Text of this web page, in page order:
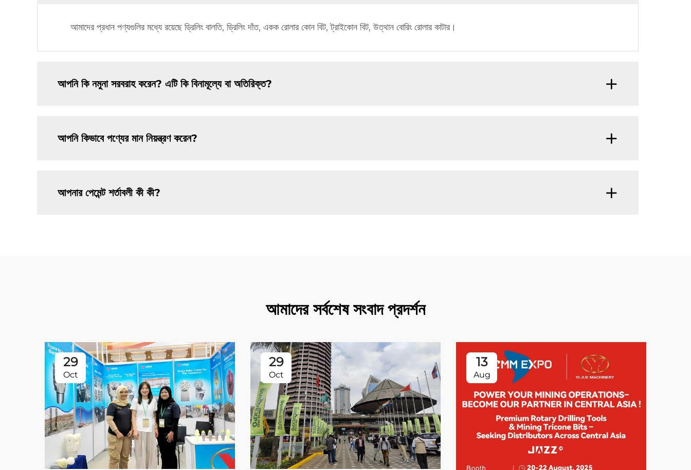
আমাদের প্রধান পণ্যগুলির মধ্যে রয়েছে ড্রিলিং বালতি, ড্রিলিং দাঁত, একক রোলার কোন বিট, ট্রাইকোন বিট, উত্থান বোরিং রোলার কাটার।
আপনি কি নমুনা সরবরাহ করেন? এটি কি বিনামূল্যে বা অতিরিক্ত?
আপনি কিভাবে পণ্যের মান নিয়ন্ত্রণ করেন?
আপনার পেমেন্ট শর্তাবলী কী কী?
আমাদের সর্বশেষ সংবাদ প্রদর্শন
29
Oct
29
Oct
13
Aug